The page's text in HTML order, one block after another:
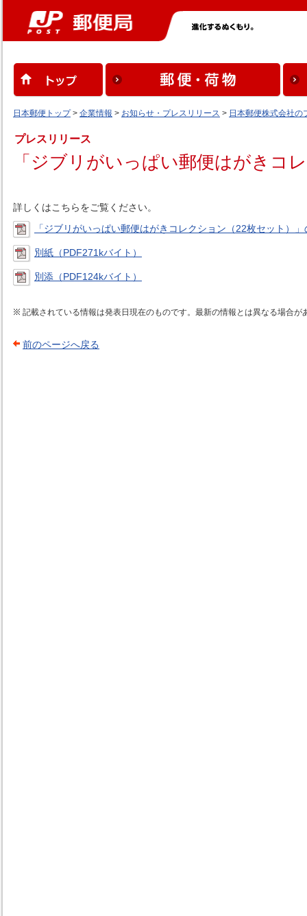
日本郵便トップ> 企業情報 > お知らせ・プレスリリース > 日本郵便株式会社の
プレスリリース
「ジブリがいっぱい郵便はがきコ
詳しくはこちらをご覧ください。
「ジブリがいっぱい郵便はがきコレクション（22枚セット）
別紙（PDF271kバイト）
別添（PDF124kバイト）
記載されている情報は発表日現在のものです。最新の情報とは異なる場合が
前のページへ戻る